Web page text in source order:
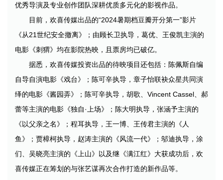
优秀导演及专业创作团队深耕优质多元化的影视作品。
目前，欢喜传媒出品的“2024暑期档豆瓣开分第一”影片
《从21世纪安全撤离》；由顾长卫执导，葛优、王俊凯主演的
电影《刺猬》均在影院热映，且票房均已破亿。
据悉，欢喜传媒投资出品的待映项目还包括：陈佩斯自编
自导自演电影《戏台》；陈可辛执导，章子怡联袂众星共同演
绎的电影《酱园弄》；陈可辛执导，胡歌、Vincent Cassel、郝
蕾等主演的电影《独自·上场》；陈大明执导，张涵予主演的
《以父亲之名》；程耳执导，王一博、王传君主演的《人
鱼》；贾樟柯执导，赵涛主演的《风流一代》；邬迪执导，涂
们、吴晓亮主演的《上山》以及继《满江红》大获成功后，欢
喜传媒正在筹划的与张艺谋再次合作打造的新作品等。